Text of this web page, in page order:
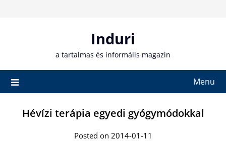
Induri
a tartalmas és informális magazin
Menu
Hévízi terápia egyedi gyógymódokkal
Posted on 2014-01-11